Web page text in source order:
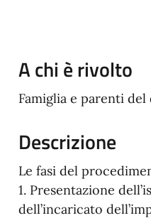
A chi è rivolto
Famiglia e parenti
Descrizione
Le fasi del
1. Presentazione
dell’incaricato